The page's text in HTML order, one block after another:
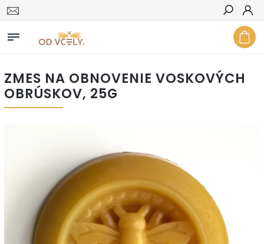
Hľadať
ZMES NA OBNOVENIE VOSKOVÝCH
OBRÚSKOV, 25G